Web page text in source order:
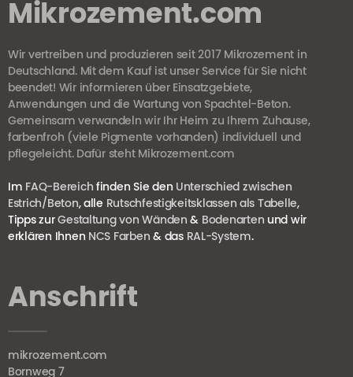
Mikrozement.com
Wir vertreiben und produzieren seit 2017 Mikrozement in
Deutschland. Mit dem Kauf ist unser Service für Sie nicht
beendet! Wir informieren über Einsatzgebiete,
Anwendungen und die Wartung von Spachtel-Beton.
Gemeinsam verwandeln wir Ihr Heim zu Ihrem Zuhause,
farbenfroh (viele Pigmente vorhanden) individuell und
pflegeleicht. Dafür steht Mikrozement.com
Im FAQ-Bereich finden Sie den Unterschied zwischen
Estrich/Beton, alle Rutschfestigkeitsklassen als Tabelle,
Tipps zurGestaltung von Wänden & Bodenarten und wir
erklären Ihnen NCS Farben & das RAL-System.
Anschrift
mikrozement.com
Bornweg 7